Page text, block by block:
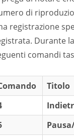
di
registrazione
Durante
comandi
Titolo